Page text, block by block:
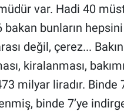
var. Hadi 40
bakan bunların
değil, çerez...
kiralanması,
milyar liradır. Binde
binde 7’ye